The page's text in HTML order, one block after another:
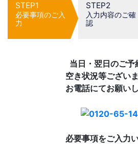
1
必要事項のご入
力
2
入力内容のご確
認
当日・翌日のご予
空き状況等ござい
お電話にてお願いし
必要事項をご入力